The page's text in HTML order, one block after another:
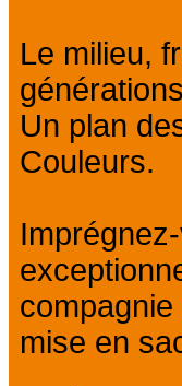
Le milieu,
Un plan
Couleurs.
mise en